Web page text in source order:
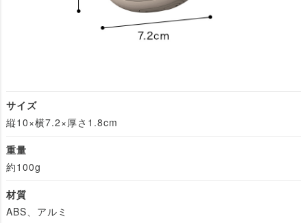
サイズ
縦10×横7.2×厚さ1.8cm
重量
約100g
材質
ABS、アルミ